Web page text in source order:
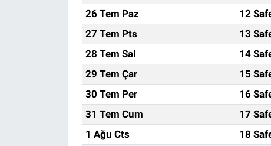
26 Tem Paz
12
27 Tem Pts
13
28 Tem Sal
14
29 Tem Çar
15
30 Tem Per
16
31 Tem Cum
17
1 Ağu Cts
18